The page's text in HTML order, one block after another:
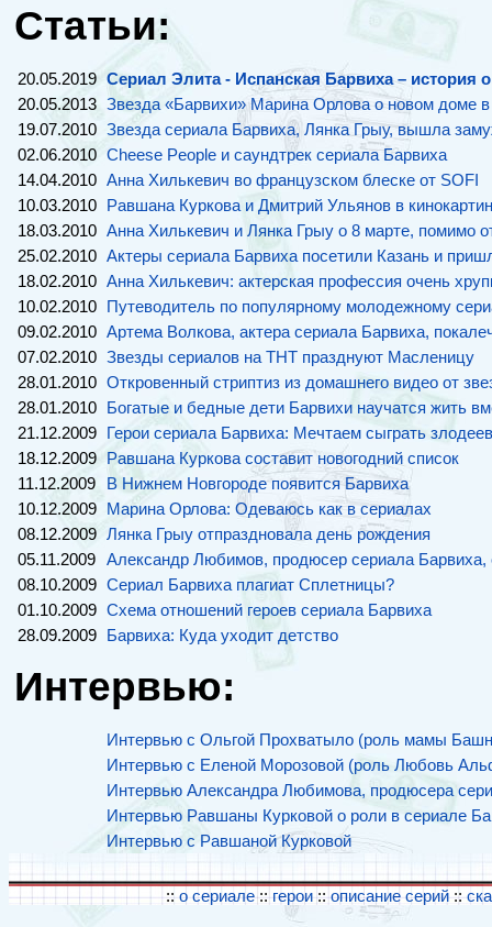
Статьи:
20.05.2019 Сериал Элита - Испанская Барвиха – история
20.05.2013 Звезда «Барвихи» Марина Орлова о новом доме
19.07.2010 Звезда сериала Барвиха, Лянка Грыу, вышла
02.06.2010 Cheese People и саундтрек сериала Барвиха
14.04.2010 Анна Хилькевич во французском блеске от SOFI
10.03.2010 Равшана Куркова и Дмитрий Ульянов в
18.03.2010 Анна Хилькевич и Лянка Грыу о 8 марте, помимо
25.02.2010 Актеры сериала Барвиха посетили Казань и
18.02.2010 Анна Хилькевич: актерская профессия очень
10.02.2010 Путеводитель по популярному молодежному
09.02.2010 Артема Волкова, актера сериала Барвиха,
07.02.2010 Звезды сериалов на ТНТ празднуют Масленицу
28.01.2010 Откровенный стриптиз из домашнего видео от
28.01.2010 Богатые и бедные дети Барвихи научатся жить
21.12.2009 Герои сериала Барвиха: Мечтаем сыграть
18.12.2009 Равшана Куркова составит новогодний список
11.12.2009
В Нижнем Новгороде появится Барвиха
10.12.2009 Марина Орлова: Одеваюсь как в сериалах
08.12.2009 Лянка Грыу отпраздновала день рождения
05.11.2009 Александр Любимов, продюсер сериала Барвиха,
08.10.2009 Сериал Барвиха плагиат Сплетницы?
01.10.2009 Схема отношений героев сериала Барвиха
28.09.2009 Барвиха: Куда уходит детство
Интервью:
Интервью с Ольгой Прохватыло (роль мамы
Интервью с Еленой Морозовой (роль Любовь
Интервью Александра Любимова, продюсера
Интервью Равшаны Курковой о роли в сериале
Интервью с Равшаной Курковой
:: о сериале:: герои::описание серий::